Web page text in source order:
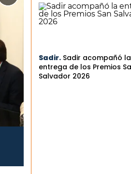
Sadir. Sadir acompañó la
entrega de los Premios
Salvador 2026